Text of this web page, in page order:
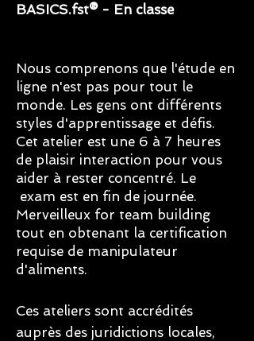
BASICS.fst® - En classe
Nous comprenons que l'étude en
ligne n'est pas pour tout le
monde. Les gens ont différents
styles d'apprentissage et défis.
Cet atelier est une 6 à 7 heures
de plaisir interaction pour vous
aider à rester concentré. Le
exam est en fin de journée.
Merveilleux for team building
tout en obtenant la certification
requise de manipulateur
d'aliments.
Ces ateliers sont accrédités
auprès des juridictions locales,